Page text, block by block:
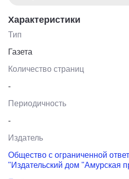
Характеристики
Тип
Газета
Количество страниц
-
Периодичность
-
Издатель
Общество с ограниченной
"Издательский дом "Амурская